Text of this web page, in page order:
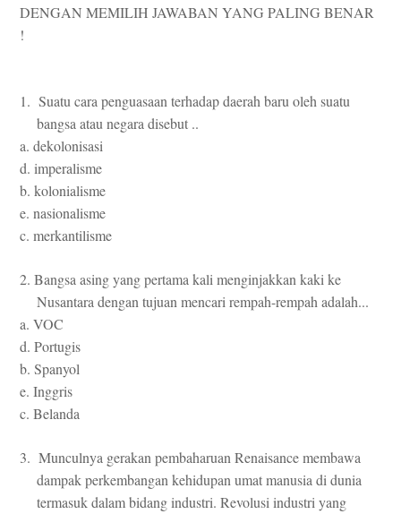
DENGAN MEMILIH JAWABAN YANG PALING BENAR
!
1. Suatu cara penguasaan terhadap daerah baru oleh suatu
bangsa atau negara disebut ..
a. dekolonisasi
d. imperalisme
b. kolonialisme
e. nasionalisme
c. merkantilisme
2. Bangsa asing yang pertama kali menginjakkan kaki ke
Nusantara dengan tujuan mencari rempah-rempah adalah...
a. VOC
d. Portugis
b. Spanyol
e. Inggris
c. Belanda
3. Munculnya gerakan pembaharuan Renaisance membawa
dampak perkembangan kehidupan umat manusia di dunia
termasuk dalam bidang industri. Revolusi industri yang